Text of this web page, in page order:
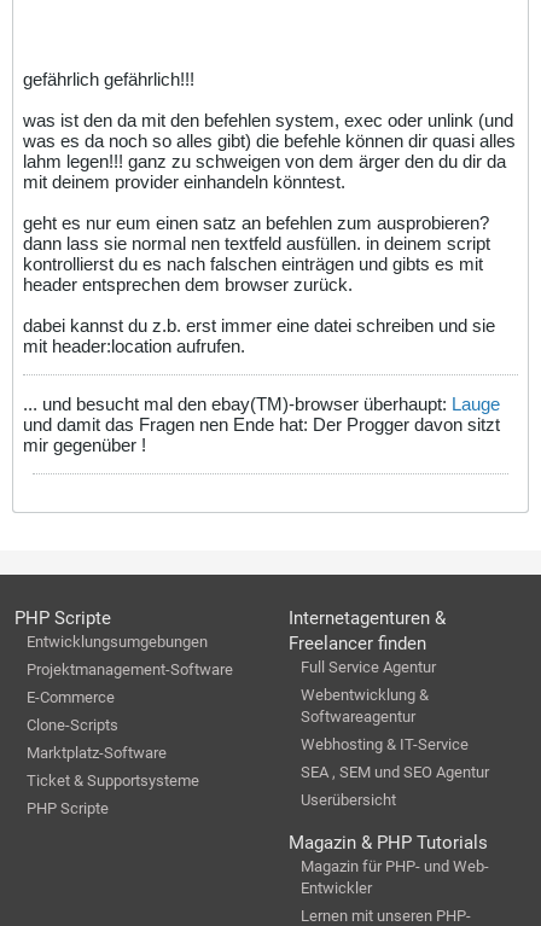
gefährlich gefährlich!!!
was ist den da mit den befehlen system, exec oder unlink (und
was es da noch so alles gibt) die befehle können dir quasi alles
lahm legen!!! ganz zu schweigen von dem ärger den du dir da
mit deinem provider einhandeln könntest.
geht es nur eum einen satz an befehlen zum ausprobieren?
dann lass sie normal nen textfeld ausfüllen. in deinem script
kontrollierst du es nach falschen einträgen und gibts es mit
header entsprechen dem browser zurück.
dabei kannst du z.b. erst immer eine datei schreiben und sie
mit header:location aufrufen.
... und besucht mal den ebay(TM)-browser überhaupt: Lauge
und damit das Fragen nen Ende hat: Der Progger davon sitzt
mir gegenüber !
PHP Scripte
Entwicklungsumgebungen
Projektmanagement-Software
E-Commerce
Clone-Scripts
Marktplatz-Software
Ticket & Supportsysteme
PHP Scripte
Internetagenturen &
Freelancer finden
Full Service Agentur
Webentwicklung &
Softwareagentur
Webhosting & IT-Service
SEA , SEM und SEO Agentur
Userübersicht
Magazin & PHP Tutorials
Magazin für PHP- und Web-
Entwickler
Lernen mit unseren PHP-